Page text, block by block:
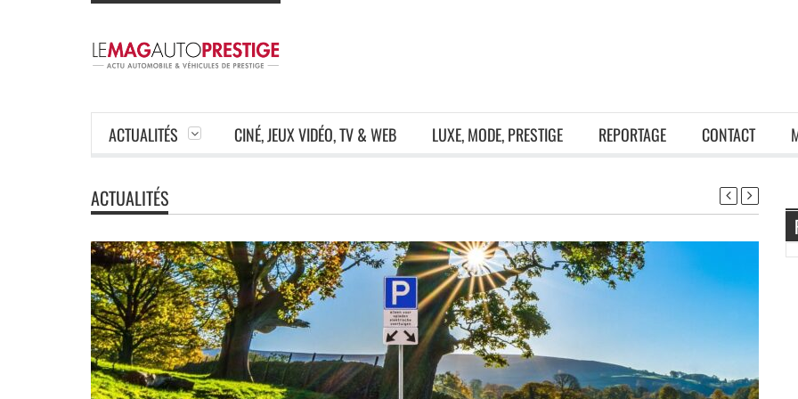
ACTUALITÉS CINÉ, JEUX VIDÉO, TV & WEB LUXE, MODE, PRESTIGE REPORTAGE CONTACT
ACTUALITÉS